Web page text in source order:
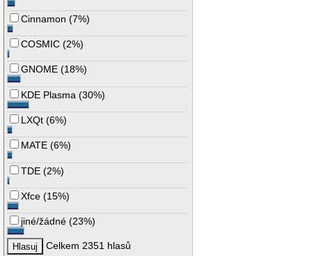
Cinnamon (7%)
COSMIC (2%)
GNOME (18%)
KDE Plasma (30%)
LXQt (6%)
MATE (6%)
TDE (2%)
Xfce (15%)
jiné/žádné (23%)
Celkem 2351 hlasů